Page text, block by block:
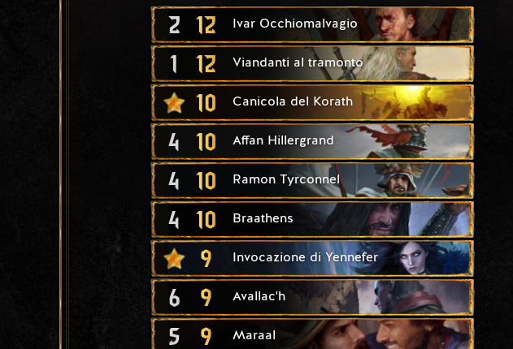
2 12 Ivar Occhiomalvagio
1 12 Viandanti al tramonto
10 Canicola del Korath
4 10 Affan Hillergrand
4 10 Ramon Tyrconnel
4 10 Braathens
9 Invocazione di Yennefer
6 9 Avallac'h
5 9 Maraal